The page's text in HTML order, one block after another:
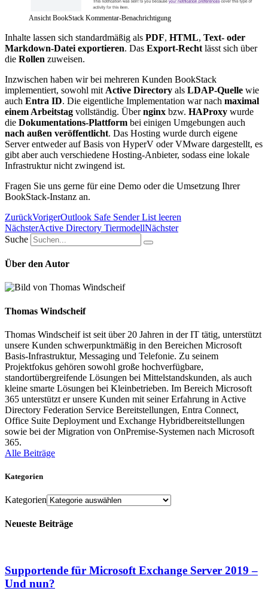
Ansicht BookStack Kommentar-Benachrichtigung
Inhalte lassen sich standardmäßig als PDF, HTML, Text- oder
Markdown-Datei exportieren. Das Export-Recht lässt sich über
die Rollen zuweisen.
Inzwischen haben wir bei mehreren Kunden BookStack
implementiert, sowohl mit Active Directory als LDAP-Quelle wie
auch Entra ID. Die eigentliche Implementation war nach maximal
einem Arbeitstag vollständig. Übernginx bzw. HAProxy wurde
die Dokumentations-Plattform bei einigen Umgebungen auch
nach außen veröffentlicht. Das Hosting wurde durch eigene
Server entweder auf Basis von HyperV oder VMware dargestellt, es
gibt aber auch verschiedene Hosting-Anbieter, sodass eine lokale
Infrastruktur nicht zwingend ist.
Fragen Sie uns gerne für eine Demo oder die Umsetzung Ihrer
BookStack-Instanz an.
ZurückVorigerOutlook Safe Sender List leeren
NächsterActive Directory TiermodellNächster
Suche
Über den Autor
Thomas Windscheif
Thomas Windscheif ist seit über 20 Jahren in der IT tätig, unterstützt
unsere Kunden schwerpunktmäßig in den Bereichen Microsoft
Basis-Infrastruktur, Messaging und Telefonie. Zu seinem
Projektfokus gehören sowohl große hochverfügbare,
standortübergreifende Lösungen bei Mittelstandskunden, als auch
kleine smarte Lösungen bei Kleinbetrieben. Im Bereich Microsoft
365 unterstützt er unsere Kunden mit seiner Erfahrung in Active
Directory Federation Service Bereitstellungen, Entra Connect,
Office Suite Deployment und Exchange Hybridbereitstellungen
sowie bei der Migration von OnPremise-Systemen nach Microsoft
365.
Alle Beiträge
Kategorien
Kategorien
Neueste Beiträge
Supportende für Microsoft Exchange Server 2019 –
Und nun?